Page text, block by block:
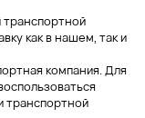
как в нашем, так и
компания. Для
транспортной